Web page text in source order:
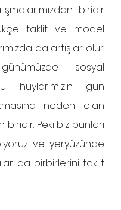
biridir
taklit ve model
da artışlar olur.
sosyal
huylarımızın gün
neden olan
Peki biz bunları
ve yeryüzünde
da birbirlerini taklit